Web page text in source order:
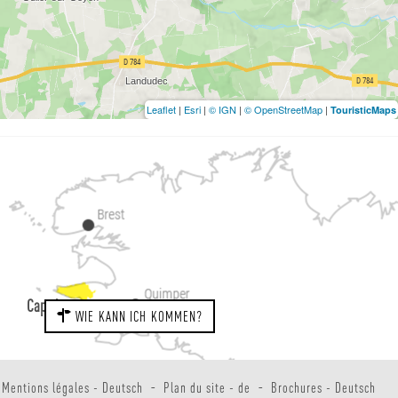
Leaflet | Esri | © IGN | © OpenStreetMap | TouristicMaps
Cap sizun
WIE KANN ICH KOMMEN?
Mentions légales - Deutsch Plan du site - de Brochures - Deutsch